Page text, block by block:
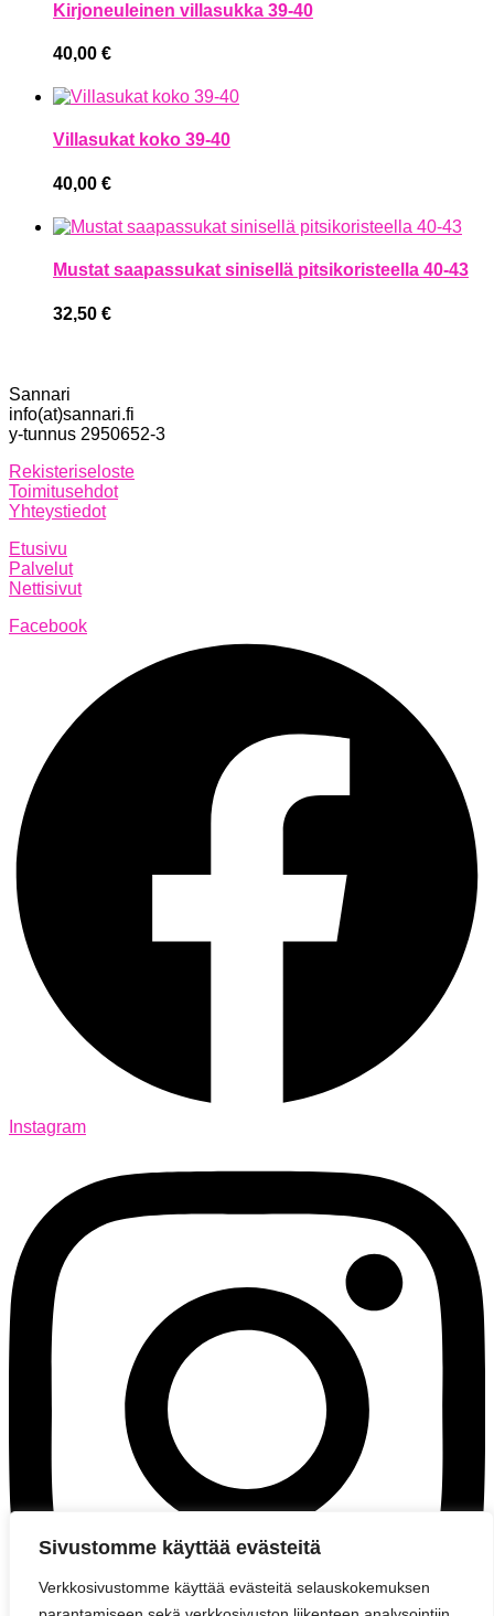
Sivustomme käyttää evästeitä
Verkkosivustomme käyttää evästeitä selauskokemuksen
Kirjoneuleinen villasukka 39-40
40,00 €
Villasukat koko 39-40
40,00 €
Mustat saapassukat sinisellä pitsikoristeella 40-43
32,50 €
Sannari
info(at)sannari.fi
y-tunnus 2950652-3
Rekisteriseloste
Toimitusehdot
Yhteystiedot
Etusivu
Palvelut
Nettisivut
Facebook
Instagram